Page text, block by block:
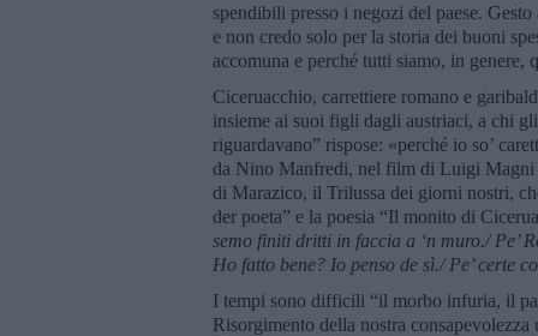
spendibili presso i negozi del paese.
e non credo solo per la storia dei buoni
accomuna e perché tutti siamo, in genere,
Ciceruacchio, carrettiere romano e
insieme ai suoi figli dagli austriaci, a chi
riguardavano” rispose: «perché io so’
da Nino Manfredi, nel film di Luigi Magni
di Marazico, il Trilussa dei giorni nostri,
der poeta” e la poesia “Il monito di
semo finiti dritti in faccia a ‘n muro./ Pe’
Ho fatto bene? Io penso de sì./ Pe’certe
I tempi sono difficili “il morbo infuria, il
Risorgimento della nostra